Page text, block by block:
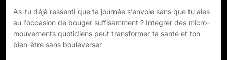
As-tu déjà ressenti que ta journée s’envole sans que tu aies
eu l’occasion de bouger suffisamment ? Intégrer des micro-
mouvements quotidiens peut transformer ta santé et ton
bien-être sans bouleverser